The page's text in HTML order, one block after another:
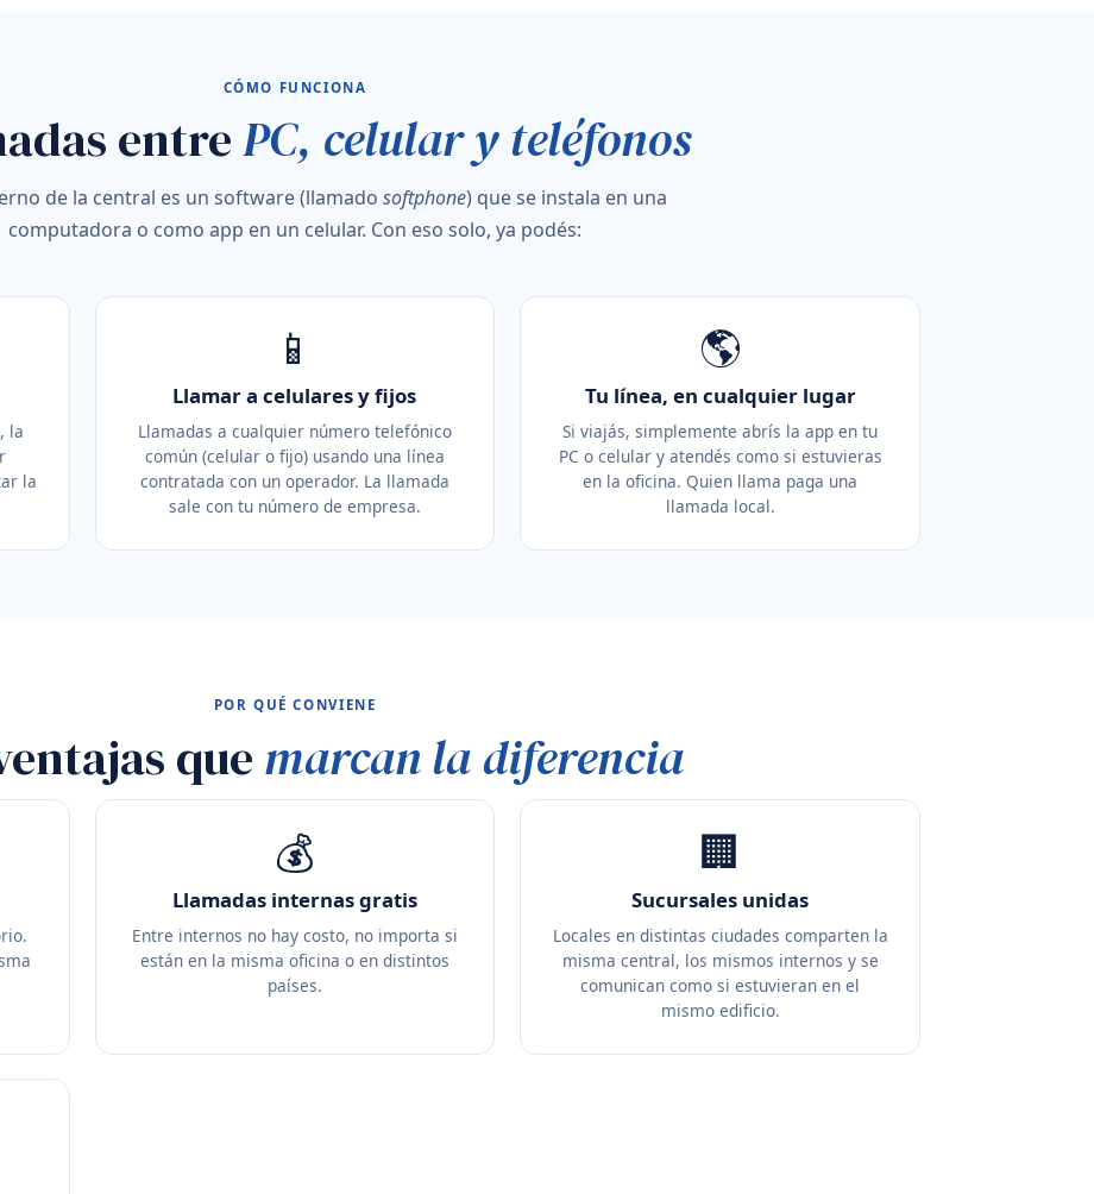
CÓMO FUNCIONA
entrePC, celular y teléfonos
de la central es un software (llamado softphone) que se instala en una
computadora o como app en un celular. Con eso solo, ya podés:
la
la
📱
Llamar a celulares y fijos
Llamadas a cualquier número telefónico
común (celular o fijo) usando una línea
contratada con un operador. La llamada
sale con tu número de empresa.
🌎
Tu línea, en cualquier lugar
Si viajás, simplemente abrís la app en tu
PC o celular y atendés como si estuvieras
en la oficina. Quien llama paga una
llamada local.
POR QUÉ CONVIENE
que marcan la diferencia
💰
Llamadas internas gratis
Entre internos no hay costo, no importa si
están en la misma oficina o en distintos
países.
🏢
Sucursales unidas
Locales en distintas ciudades comparten la
misma central, los mismos internos y se
comunican como si estuvieran en el
mismo edificio.